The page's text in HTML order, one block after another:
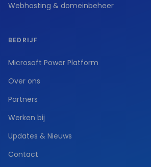
Webhosting & domeinbeheer
BEDRIJF
Microsoft Power Platform
Over ons
Partners
Werken bij
Updates & Nieuws
Contact